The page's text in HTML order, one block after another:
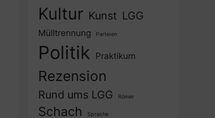
Kultur Kunst LGG
Mülltrennung Parteien
Politik Praktikum
Rezension
Rund ums LGG Römer
Schach Sprache